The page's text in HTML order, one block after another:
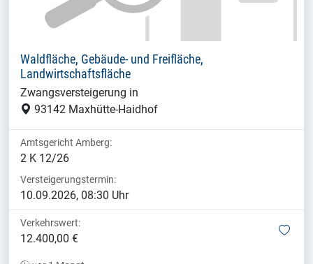
Waldfläche, Gebäude- und Freifläche,
Landwirtschaftsfläche
Zwangsversteigerung in
93142 Maxhütte-Haidhof
Amtsgericht Amberg:
2 K 12/26
Versteigerungstermin:
10.09.2026, 08:30 Uhr
Verkehrswert:
12.400,00 €